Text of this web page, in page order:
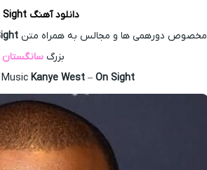
دانلود آهنگ Sight
مخصوص دورهمی ها و مجالس به همراه متن
بزرگ سانگستان
MusicKanye West –On Sight